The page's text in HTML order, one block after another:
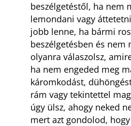
beszélgetéstől, ha nem
lemondani vagy
jobb lenne, ha bármi
beszélgetésben és nem
olyanra válaszolsz,
ha nem engeded meg
káromkodást,
rám vagy tekintettel
úgy ülsz, ahogy neked
mert azt gondolod,